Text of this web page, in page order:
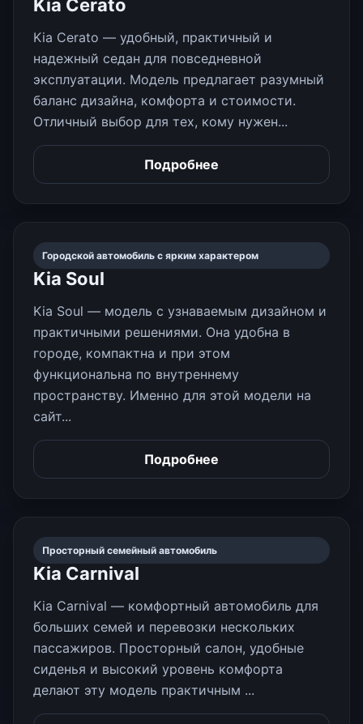
Kia Cerato
Kia Cerato — удобный, практичный и
надежный седан для повседневной
эксплуатации. Модель предлагает разумный
баланс дизайна, комфорта и стоимости.
Отличный выбор для тех, кому нужен...
Подробнее
Городской автомобиль с ярким характером
Kia Soul
Kia Soul — модель с узнаваемым дизайном и
практичными решениями. Она удобна в
городе, компактна и при этом
функциональна по внутреннему
пространству. Именно для этой модели на
сайт...
Подробнее
Просторный семейный автомобиль
Kia Carnival
Kia Carnival — комфортный автомобиль для
больших семей и перевозки нескольких
пассажиров. Просторный салон, удобные
сиденья и высокий уровень комфорта
делают эту модель практичным ...